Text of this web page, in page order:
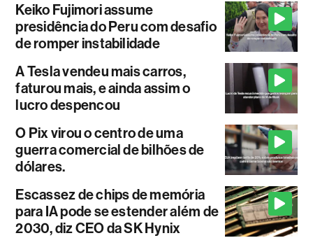
Keiko Fujimori assume
presidência do Peru com desafio
de romper instabilidade
A Tesla vendeu mais carros,
faturou mais, e ainda assim o
lucro despencou
O Pix virou o centro de uma
guerra comercial de bilhões de
dólares.
Escassez de chips de memória
para IA pode se estender além de
2030, diz CEO da SK Hynix